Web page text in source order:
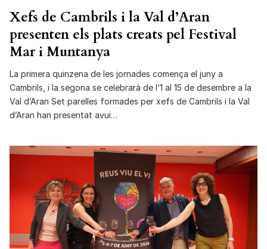
Xefs de Cambrils i la Val d’Aran
presenten els plats creats pel Festival
Mar i Muntanya
La primera quinzena de les jornades comença el juny a
Cambrils, i la segona se celebrarà de l’1 al 15 de desembre a la
Val d’Aran Set parelles formades per xefs de Cambrils i la Val
d’Aran han presentat avui…